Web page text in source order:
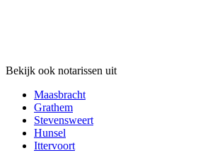
Bekijk ook notarissen uit
Maasbracht
Grathem
Stevensweert
Hunsel
Ittervoort